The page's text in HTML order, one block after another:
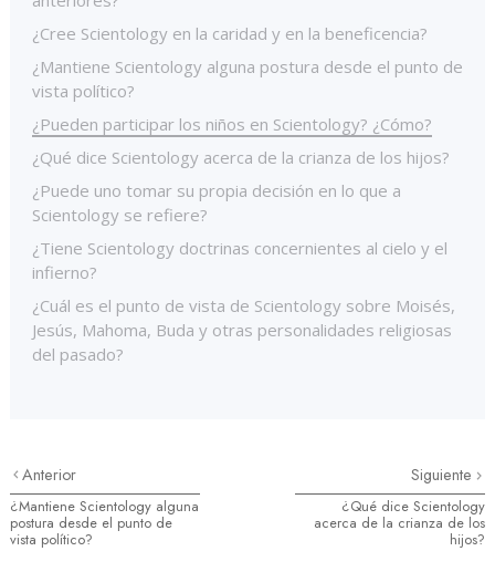
¿Cree Scientology en la caridad y en la beneficencia?
¿Mantiene Scientology alguna postura desde el punto de
vista político?
¿Pueden participar los niños en Scientology? ¿Cómo?
¿Qué dice Scientology acerca de la crianza de los hijos?
¿Puede uno tomar su propia decisión en lo que a
Scientology se refiere?
¿Tiene Scientology doctrinas concernientes al cielo y el
infierno?
¿Cuál es el punto de vista de Scientology sobre Moisés,
Jesús, Mahoma, Buda y otras personalidades religiosas
del pasado?
Anterior
¿Mantiene Scientology alguna
postura desde el punto de
vista político?
Siguiente
¿Qué dice Scientology
acerca de la crianza de los
hijos?